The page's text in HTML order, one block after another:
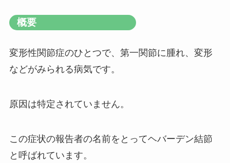
概要
変形性関節症のひとつで、第一関節に腫れ、変形
などがみられる病気です。
原因は特定されていません。
この症状の報告者の名前をとってヘバーデン結節
と呼ばれています。